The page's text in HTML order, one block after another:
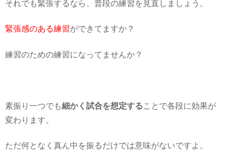
それでも緊張するなら、普段の練習を見直しましょう。
緊張感のある練習ができてますか？
練習のための練習になってませんか？
素振り一つでも細かく試合を想定することで各段に効果が
変わります。
ただ何となく真ん中を振るだけでは意味がないですよ。